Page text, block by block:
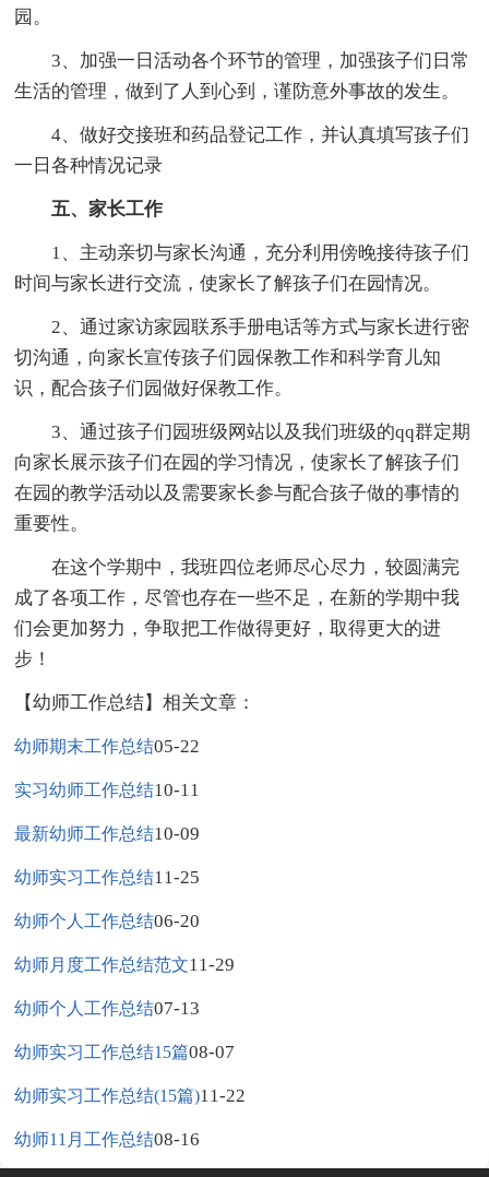
园。
3、加强一日活动各个环节的管理，加强孩子们日常
生活的管理，做到了人到心到，谨防意外事故的发生。
4、做好交接班和药品登记工作，并认真填写孩子们
一日各种情况记录
五、家长工作
1、主动亲切与家长沟通，充分利用傍晚接待孩子们
时间与家长进行交流，使家长了解孩子们在园情况。
2、通过家访家园联系手册电话等方式与家长进行密
切沟通，向家长宣传孩子们园保教工作和科学育儿知
识，配合孩子们园做好保教工作。
3、通过孩子们园班级网站以及我们班级的qq群定期
向家长展示孩子们在园的学习情况，使家长了解孩子们
在园的教学活动以及需要家长参与配合孩子做的事情的
重要性。
在这个学期中，我班四位老师尽心尽力，较圆满完
成了各项工作，尽管也存在一些不足，在新的学期中我
们会更加努力，争取把工作做得更好，取得更大的进
步！
【幼师工作总结】相关文章：
幼师期末工作总结05-22
实习幼师工作总结10-11
最新幼师工作总结10-09
幼师实习工作总结11-25
幼师个人工作总结06-20
幼师月度工作总结范文11-29
幼师个人工作总结07-13
幼师实习工作总结15篇08-07
幼师实习工作总结(15篇)11-22
幼师11月工作总结08-16